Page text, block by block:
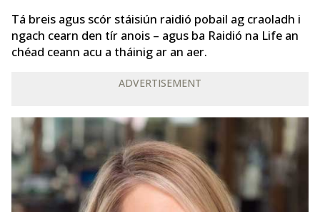
Tá breis agus scór stáisiún raidió pobail ag craoladh i
ngach cearn den tír anois – agus ba Raidió na Life an
chéad ceann acu a tháinig ar an aer.
ADVERTISEMENT